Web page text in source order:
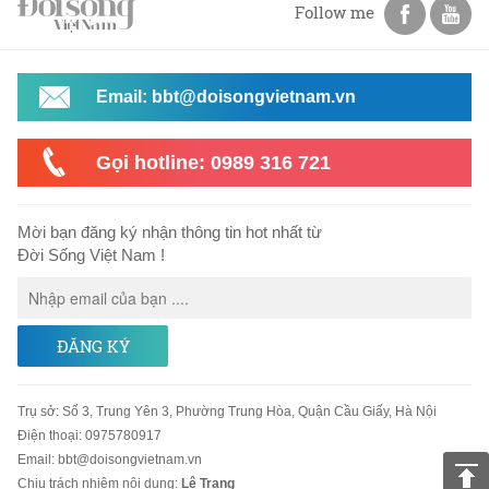
Follow me
Email: bbt@doisongvietnam.vn
Gọi hotline: 0989 316 721
Mời bạn đăng ký nhận thông tin hot nhất từ
Đời Sống Việt Nam !
ĐĂNG KÝ
Trụ sở: Số 3, Trung Yên 3, Phường Trung Hòa, Quận Cầu Giấy, Hà Nội
Điện thoại: 0975780917
Email : bbt@doisongvietnam.vn
Chịu trách nhiệm nội dung: Lê Trang